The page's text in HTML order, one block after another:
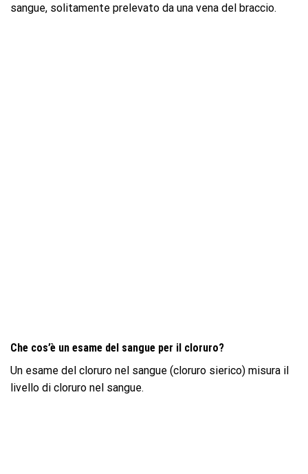
sangue, solitamente prelevato da una vena del braccio.
Che cos’è un esame del sangue per il cloruro?
Un esame del cloruro nel sangue (cloruro sierico) misura il
livello di cloruro nel sangue.